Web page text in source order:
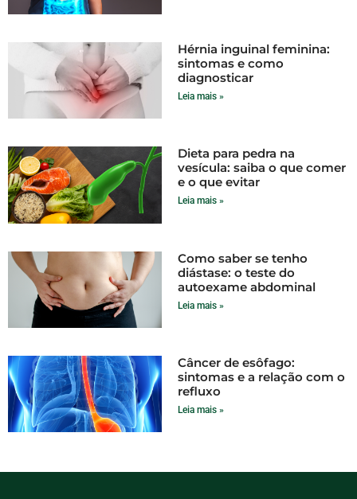
Hérnia inguinal feminina:
sintomas e como
diagnosticar
Leia mais »
Dieta para pedra na
vesícula: saiba o que comer
e o que evitar
Leia mais »
Como saber se tenho
diástase: o teste do
autoexame abdominal
Leia mais »
Câncer de esôfago:
sintomas e a relação com o
refluxo
Leia mais »